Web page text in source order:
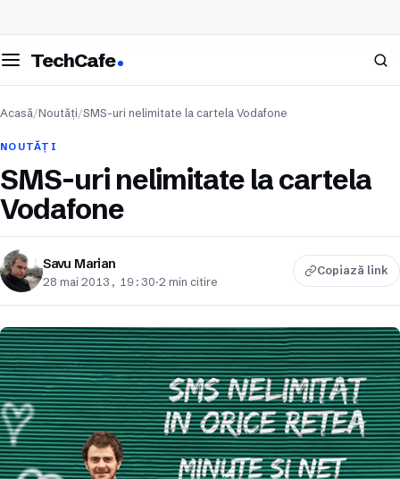
meniul
TechCafe Caută
Acasă/Noutăți/SMS-uri nelimitate la cartela Vodafone
NOUTĂȚI
SMS-uri nelimitate la cartela
Vodafone
Savu Marian
28 mai 2013, 19:30·2 min citire
Copiază link